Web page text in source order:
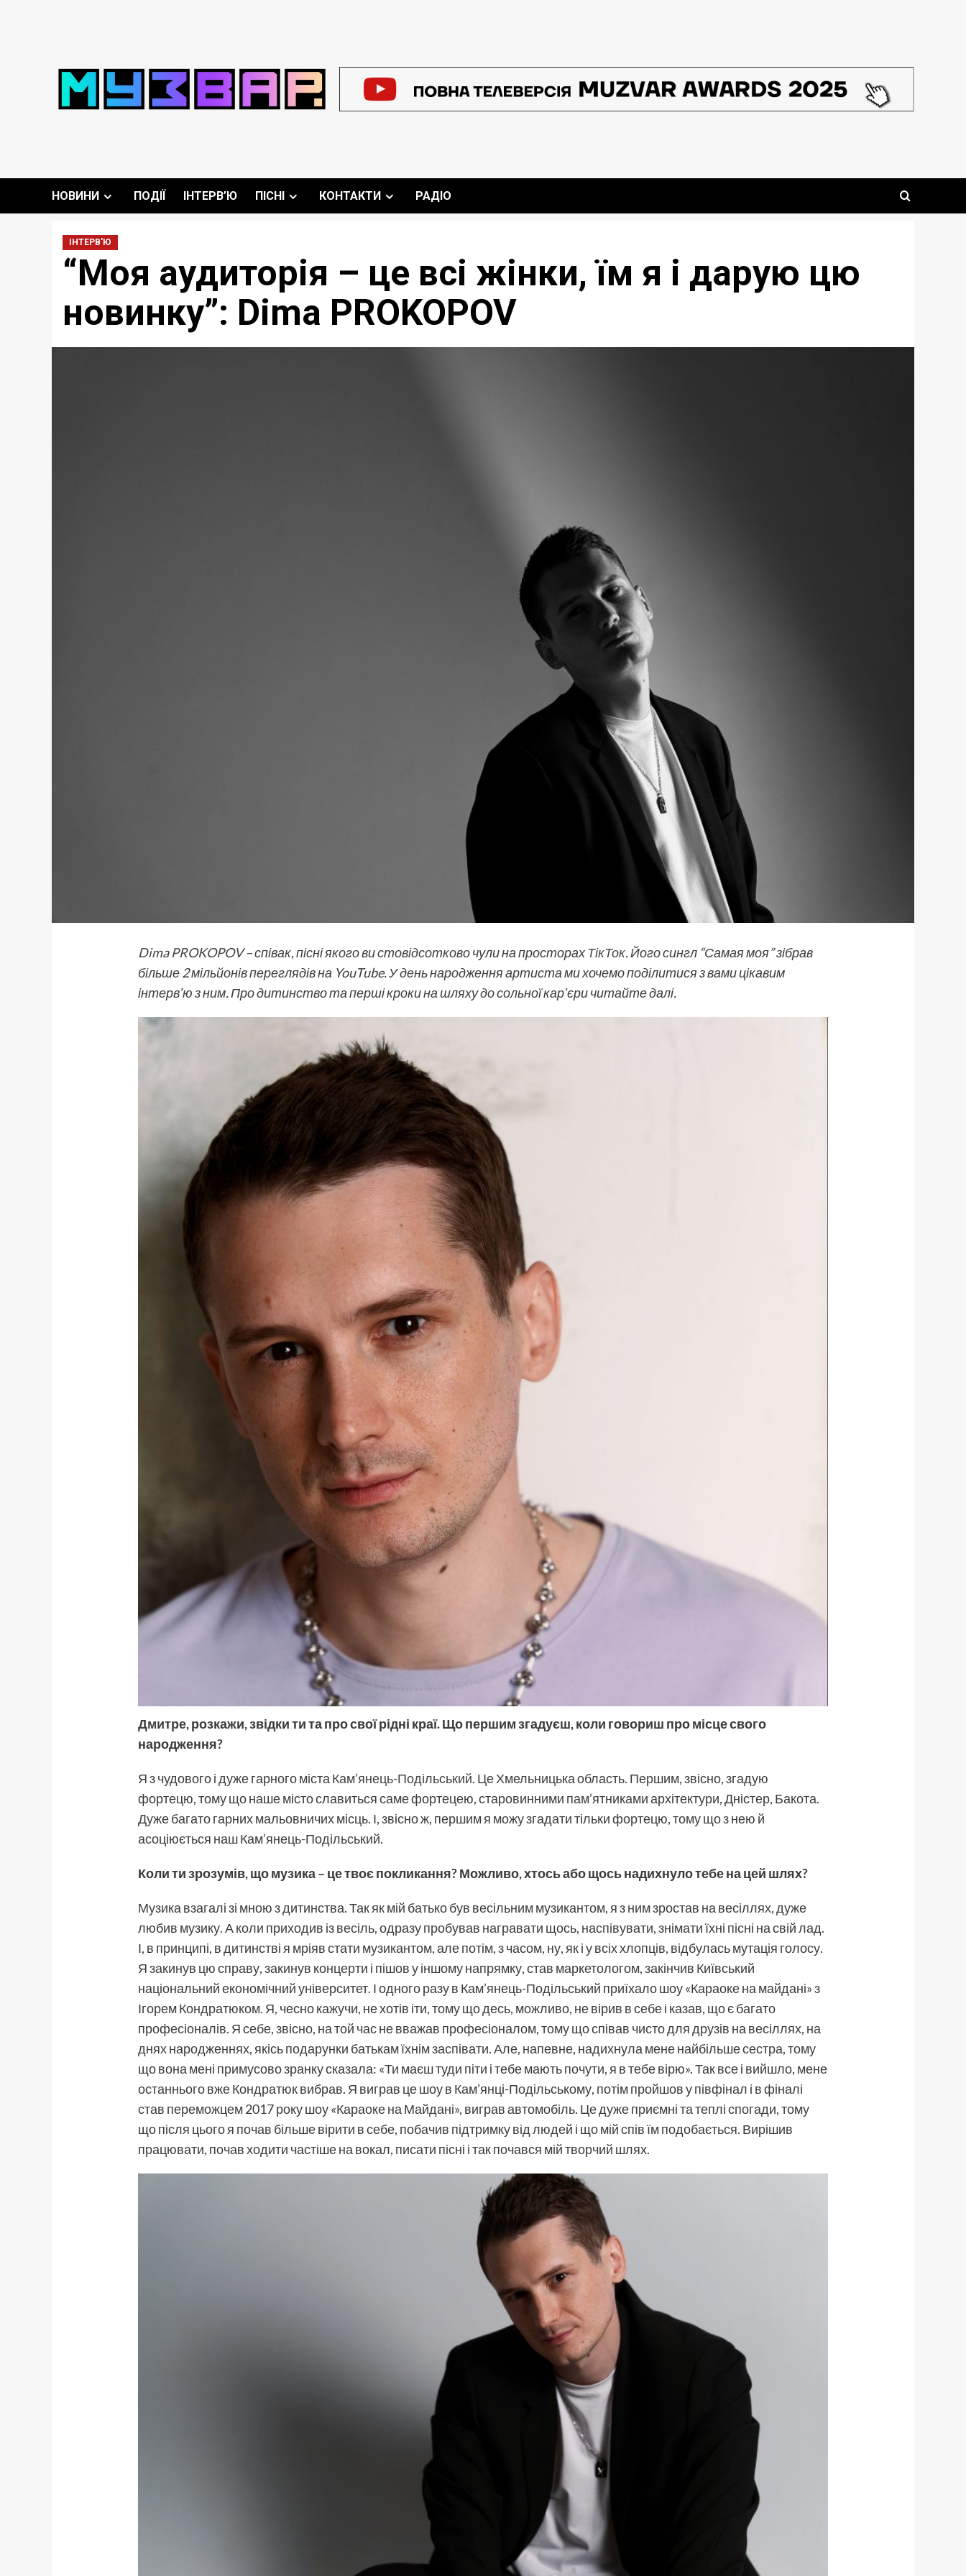
НОВИНИ ПОДІЇ ІНТЕРВ’Ю ПІСНІ КОНТАКТИ РАДІО
ІНТЕРВ'Ю
“Моя аудиторія – це всі жінки, їм я і дарую цю
новинку”: Dima PROKOPOV
Dima PROKOPOV – співак, пісні якого ви стовідсотково чули на просторахТікТок. Його сингл “Самая моя” зібрав
більше 2 мільйонів переглядів на YouTube. У день народження артиста ми хочемо поділитися з вами цікавим
інтервʼю з ним. Про дитинство та перші кроки на шляху до сольної карʼєри читайте далі.
Дмитре, розкажи, звідки ти та про свої рідні краї. Що першим згадуєш, коли говориш про місце свого
народження?
Я з чудового і дуже гарного містаКам’янець-Подільський. Це Хмельницька область. Першим, звісно, згадую
фортецю, тому що наше місто славиться саме фортецею, старовинними пам’ятниками архітектури, Дністер, Бакота.
Дуже багато гарних мальовничих місць. І, звісно ж, першим я можу згадати тільки фортецю, тому що з нею й
асоціюється наш Кам’янець-Подільський.
Коли ти зрозумів, що музика – це твоє покликання? Можливо, хтось або щось надихнуло тебе на цей шлях?
Музика взагалі зі мною з дитинства. Так як мій батько був весільним музикантом, я з ним зростав на весіллях, дуже
любив музику. А коли приходив із весіль, одразу пробував награвати щось, наспівувати, знімати їхні пісні на свій лад.
І, в принципі, в дитинстві я мріяв стати музикантом, але потім, з часом, ну, як і у всіх хлопців, відбулась мутація голосу.
Я закинув цю справу, закинув концерти і пішов у іншому напрямку, став маркетологом, закінчив Київський
національний економічний університет. І одного разу в Кам’янець-Подільський приїхало шоу «Караоке на майдані» з
Ігорем Кондратюком. Я, чесно кажучи, не хотів іти, тому що десь, можливо, не вірив в себе і казав, що є багато
професіоналів. Я себе, звісно, на той час не вважав професіоналом, тому що співав чисто для друзів на весіллях, на
днях народженнях, якісь подарунки батькам їхнім заспівати. Але, напевне, надихнула мене найбільше сестра, тому
що вона мені примусово зранку сказала: «Ти маєш туди піти і тебе мають почути, я в тебе вірю». Так все і вийшло, мене
останнього вже Кондратюк вибрав. Я виграв це шоу в Кам’янці-Подільському, потім пройшов у півфінал і в фіналі
став переможцем 2017 року шоу «Караоке на Майдані», виграв автомобіль. Це дуже приємні та теплі спогади, тому
що після цього я почав більше вірити в себе, побачив підтримку від людей і що мій спів їм подобається. Вирішив
працювати, почав ходити частіше на вокал, писати пісні і так почався мій творчий шлях.